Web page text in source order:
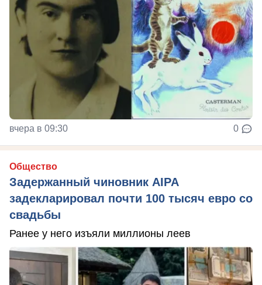
вчера в 09:30 0
Общество
Задержанный чиновник AIPA
задекларировал почти 100 тысяч евро со
свадьбы
Ранее у него изъяли миллионы леев